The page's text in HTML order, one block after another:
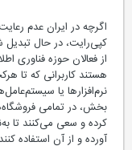
اگرچه در ایران عدم
کپی‌رایت، در حال تبدیل
از فعالان حوزه فناوری
هستند کاربرانی که تا
نرم‌افزارها یا
بخش، در تمامی
کرده و سعی می‌کنند تا
آورده و از آن استفاده کنند.